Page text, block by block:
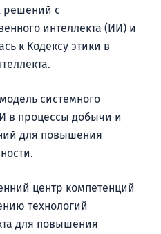
решений с
интеллекта (ИИ) и
к Кодексу этики в
системного
в процессы добычи и
для повышения
центр компетенций
технологий
для повышения